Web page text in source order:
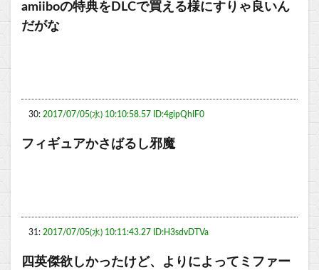
amiiboの特典をDLCで買える様にすりゃ良いん
だがな
30: 2017/07/05(水) 10:10:58.57 ID:4gipQhIF0
フィギュアかさばるし邪魔
31: 2017/07/05(水) 10:11:43.27 ID:H3sdvDTVa
四英傑欲しかったけど、よりによってミファー